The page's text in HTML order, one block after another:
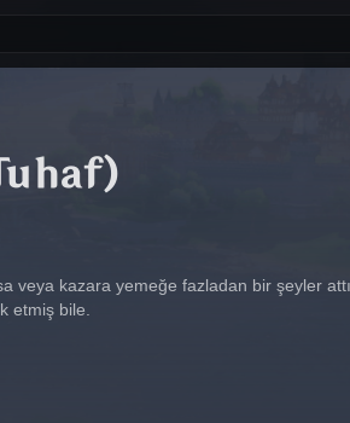
veya kazara yemeğe fazladan bir şeyler
etmiş bile.